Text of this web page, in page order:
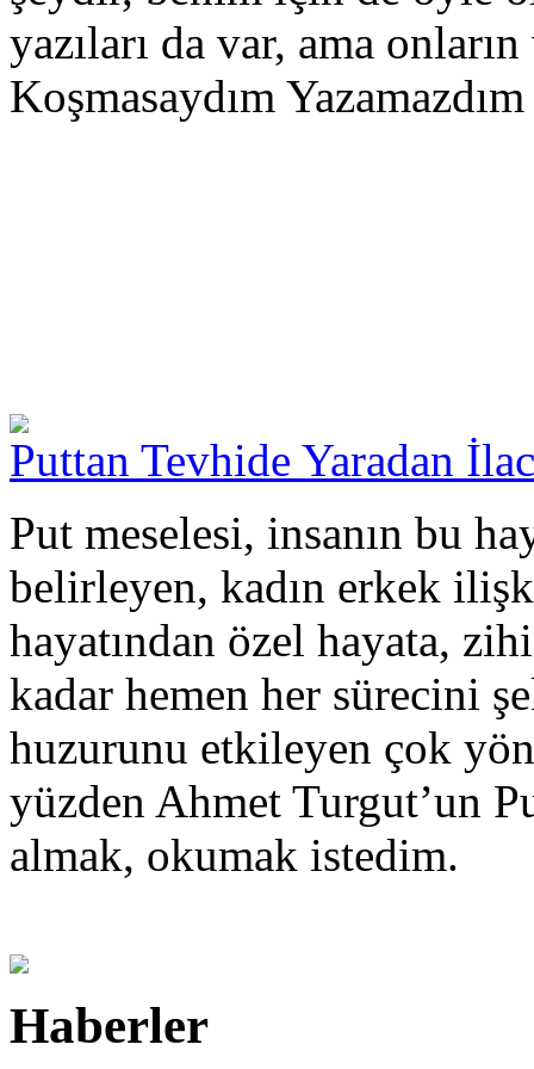
yazıları da var, ama
Koşmasaydım
Puttan Tevhide Yaradan
Put meselesi, insanın bu
belirleyen, kadın erkek
hayatından özel hayata,
kadar hemen her sürecini
huzurunu etkileyen çok
yüzden Ahmet Turgut’un
almak, okumak istedim.
Haberler